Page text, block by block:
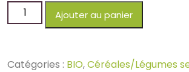
Ajouter au panier
Catégories : BIO,Céréales/Légumes